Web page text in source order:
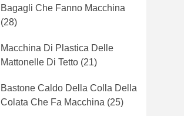
Bagagli Che Fanno Macchina
(28)
Macchina Di Plastica Delle
Mattonelle Di Tetto (21)
Bastone Caldo Della Colla Della
Colata Che Fa Macchina (25)